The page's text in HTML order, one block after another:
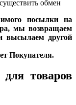
обмен
посылки на
мы возвращаем
высылаем другой
Покупателя.
для товаров